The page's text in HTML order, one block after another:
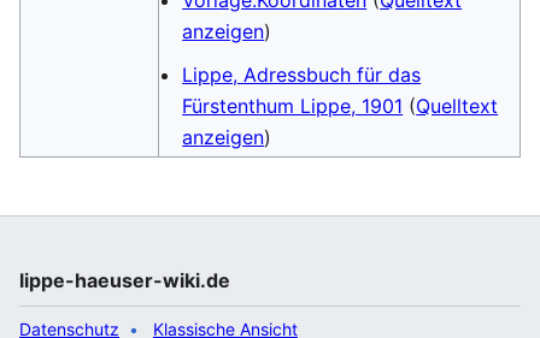
anzeigen)
Lippe, Adressbuch für das
Fürstenthum Lippe, 1901 (Quelltext
anzeigen)
lippe-haeuser-wiki.de
Datenschutz Klassische Ansicht